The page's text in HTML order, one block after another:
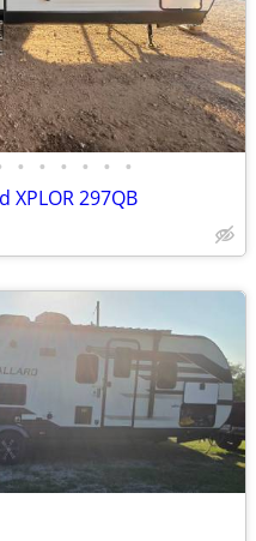
• • • • • •
297QB